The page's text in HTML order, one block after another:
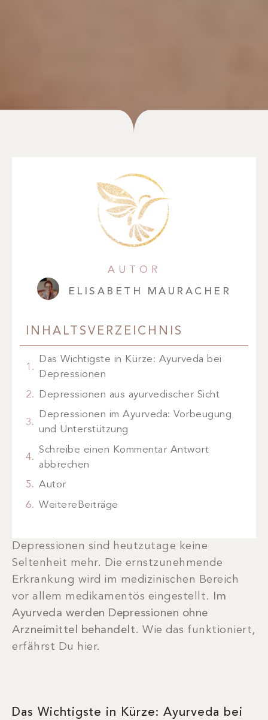
Depressionen sind heutzutage keine
Seltenheit mehr. Die ernstzunehmende
Erkrankung wird im medizinischen Bereich
vor allem medikamentös eingestellt. Im
Ayurveda werden Depressionen ohne
Arzneimittel behandelt. Wie das funktioniert,
erfährst Du hier.
Das Wichtigste in Kürze: Ayurveda bei
AUTOR
ELISABETH MAURACHER
INHALTSVERZEICHNIS
Das Wichtigste in Kürze: Ayurveda bei
Depressionen
Depressionen aus ayurvedischer Sicht
Depressionen im Ayurveda: Vorbeugung
und Unterstützung
Schreibe einen Kommentar Antwort
abbrechen
Autor
WeitereBeiträge